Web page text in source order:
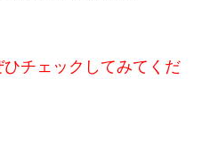
ひチェックしてみてくだ